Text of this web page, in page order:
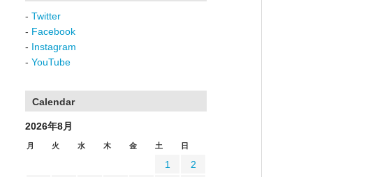
- Twitter
- Facebook
- Instagram
- YouTube
Calendar
2026年8月
月 火 水 木 金 土 日
1
2